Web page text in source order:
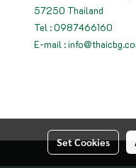
57250 Thailand
Tel : 0987466160
E-mail :
Set Cookies